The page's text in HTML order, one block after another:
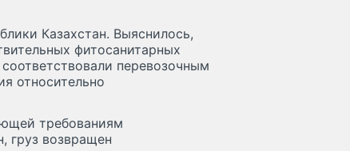
Казахстан. Выяснилось,
фитосанитарных
перевозочным
относительно
требованиям
груз возвращен